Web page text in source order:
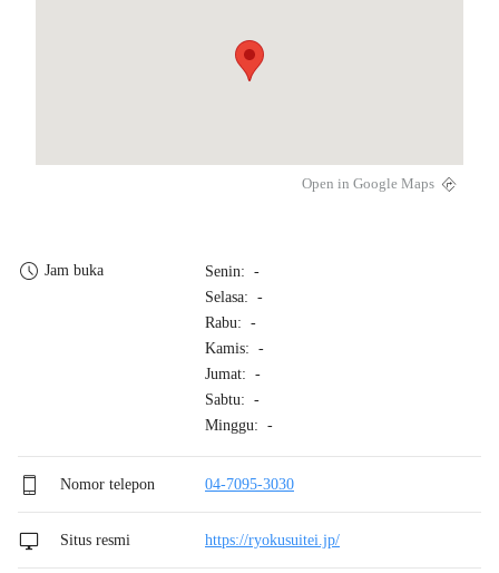
Open in Google Maps
Jam buka
Senin: -
Selasa: -
Rabu: -
Kamis: -
Jumat: -
Sabtu: -
Minggu: -
Nomor telepon 04-7095-3030
Situs resmi https://ryokusuitei.jp/